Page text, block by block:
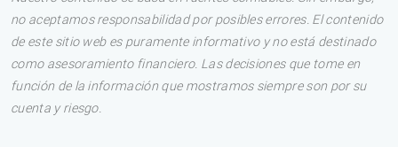
no aceptamos responsabilidad por posibles errores. El contenido
de este sitio web es puramente informativo y no está destinado
como asesoramiento financiero. Las decisiones que tome en
función de la información que mostramos siempre son por su
cuenta y riesgo.